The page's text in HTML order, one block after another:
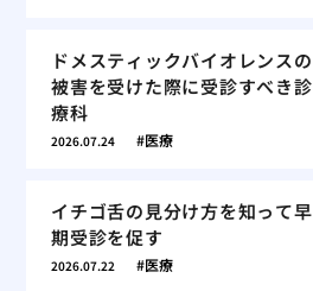
ドメスティックバイオレンスの
被害を受けた際に受診すべき診
療科
2026.07.24 医療
イチゴ舌の見分け方を知って早
期受診を促す
2026.07.22 医療